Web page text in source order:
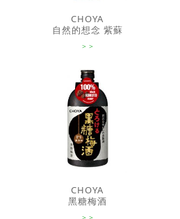
CHOYA
自然的想念 紫蘇
CHOYA
黑糖梅酒